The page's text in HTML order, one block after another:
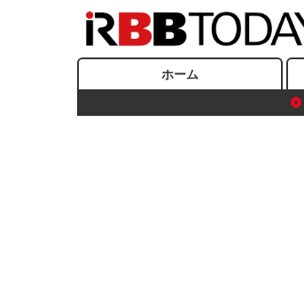
ホーム